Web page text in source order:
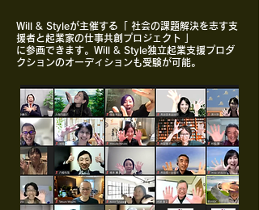
Will & Styleが主催する「 社会の課題解決を志す支
援者と起業家の仕事共創プロジェクト 」
に参画できます。Will & Style独立起業支援プロダ
クションのオーディションも受験が可能。